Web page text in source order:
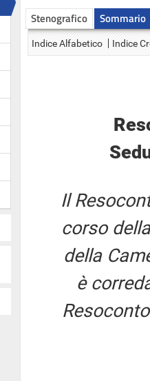
Stenografico Sommario
Indice Alfabetico Indice
Il
corso
della
è